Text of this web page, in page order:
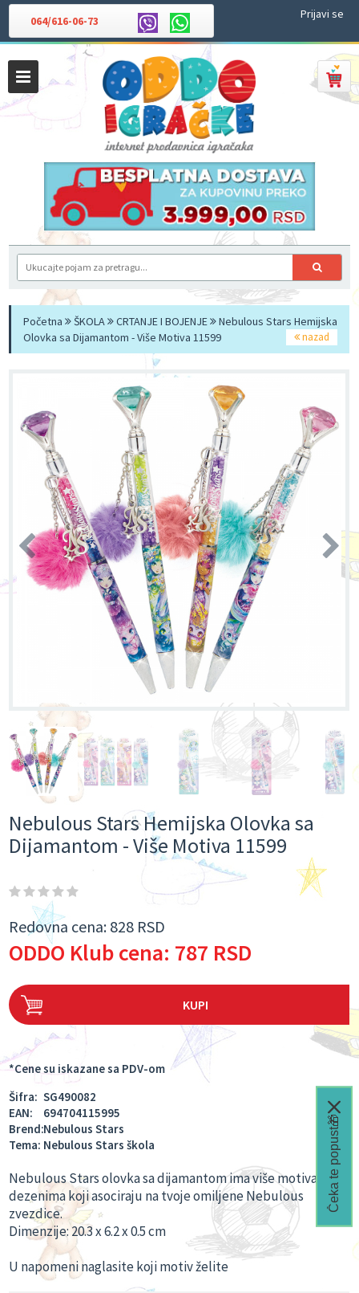
064/616-06-73 Prijavi se
Početna ŠKOLA CRTANJE I BOJENJE
Nebulous Stars Hemijska
Olovka sa Dijamantom - Više Motiva 11599
nazad
Nebulous Stars Hemijska Olovka sa
Dijamantom - Više Motiva 11599
Redovna cena: 828 RSD
ODDO Klub cena: 787 RSD
KUPI
*Cene su iskazane sa PDV-om
Šifra: SG490082
EAN:
694704115995
Brend:Nebulous Stars
Tema: Nebulous Stars škola
Nebulous Stars olovka sa dijamantom ima više motiva, sa
dezenima koji asociraju na tvoje omiljene Nebulous
zvezdice.
Dimenzije: 20.3 x 6.2 x 0.5 cm
U napomeni naglasite koji motiv želite
Čeka te popust🎁